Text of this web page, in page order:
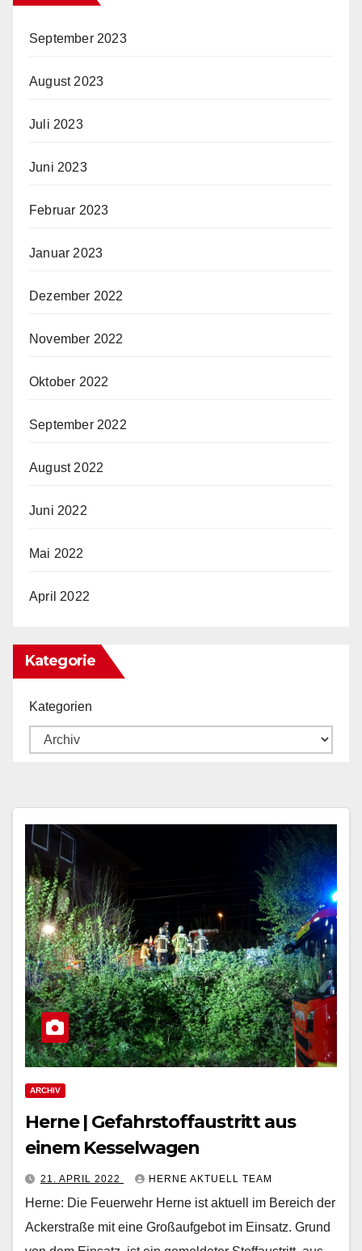
September 2023
August 2023
Juli 2023
Juni 2023
Februar 2023
Januar 2023
Dezember 2022
November 2022
Oktober 2022
September 2022
August 2022
Juni 2022
Mai 2022
April 2022
Kategorie
Kategorien
ARCHIV
Herne | Gefahrstoffaustritt aus
einem Kesselwagen
21. APRIL 2022 HERNE AKTUELL TEAM
Herne: Die Feuerwehr Herne ist aktuell im Bereich der
Ackerstraße mit eine Großaufgebot im Einsatz. Grund